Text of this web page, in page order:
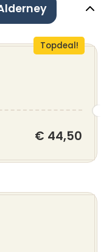
Topdeal!
€ 44,50